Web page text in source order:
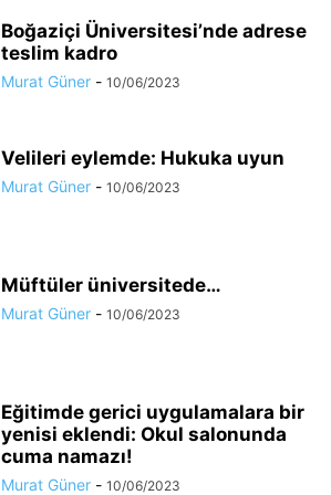
Boğaziçi Üniversitesi’nde adrese
teslim kadro
Murat Güner - 10/06/2023
Velileri eylemde: Hukuka uyun
Murat Güner - 10/06/2023
Müftüler üniversitede…
Murat Güner - 10/06/2023
Eğitimde gerici uygulamalara bir
yenisi eklendi: Okul salonunda
cuma namazı!
Murat Güner - 10/06/2023